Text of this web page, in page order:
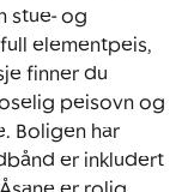
stue- og
elementpeis,
finner du
peisovn og
Boligen har
er inkludert